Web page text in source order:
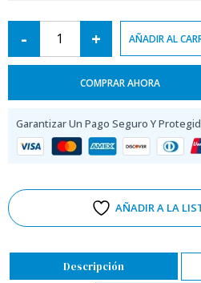
- + AÑADIR AL
COMPRAR AHORA
Garantizar Un Pago Seguro Y
AÑADIR A LA
Descripción